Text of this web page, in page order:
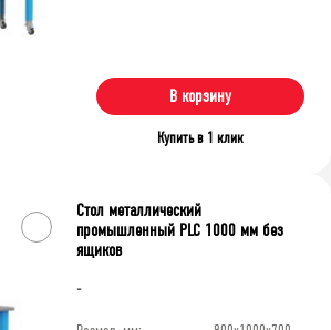
В корзину
Купить в 1 клик
-
Стол металлический
промышленный PLC 1000 мм без
ящиков